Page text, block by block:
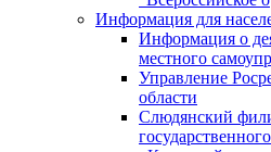
Информация для
Информация о
местного
Управление
области
Слюдянский